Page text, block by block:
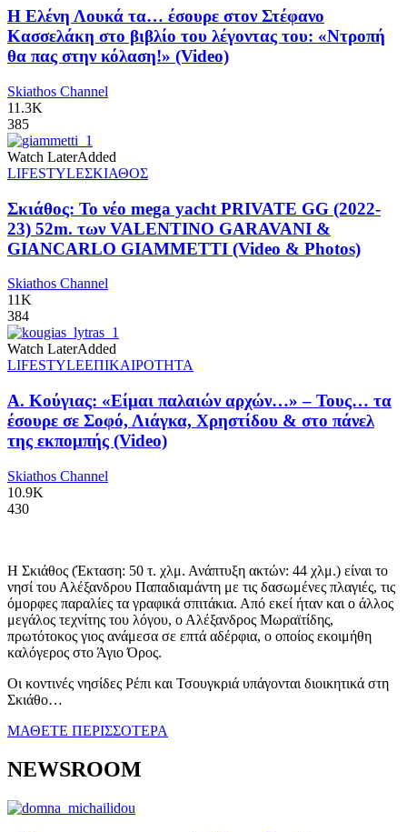
Η Ελένη Λουκά τα… έσουρε στον Στέφανο
Κασσελάκη στο βιβλίο του λέγοντας του: «Ντροπή
θα πας στην κόλαση!» (Video)
Skiathos Channel
11.3K
385
Watch LaterAdded
LIFESTYLEΣΚΙΑΘΟΣ
Σκιάθος: Το νέο mega yacht PRIVATE GG (2022-
23) 52m. των VALENTINO GARAVANI &
GIANCARLO GIAMMETTI (Video & Photos)
Skiathos Channel
11K
384
Watch LaterAdded
LIFESTYLEΕΠΙΚΑΙΡΟΤΗΤΑ
Α. Κούγιας: «Είμαι παλαιών αρχών…» – Τους… τα
έσουρε σε Σοφό, Λιάγκα, Χρηστίδου & στο πάνελ
της εκπομπής (Video)
Skiathos Channel
10.9K
430
Η Σκιάθος (Έκταση: 50 τ. χλμ. Ανάπτυξη ακτών: 44 χλμ.) είναι το
νησί του Αλέξανδρου Παπαδιαμάντη με τις δασωμένες πλαγιές, τις
όμορφες παραλίες τα γραφικά σπιτάκια. Από εκεί ήταν και ο άλλος
μεγάλος τεχνίτης του λόγου, ο Αλέξανδρος Μωραϊτίδης,
πρωτότοκος γιος ανάμεσα σε επτά αδέρφια, ο οποίος εκοιμήθη
καλόγερος στο Άγιο Όρος.
Οι κοντινές νησίδες Ρέπι και Τσουγκριά υπάγονται διοικητικά στη
Σκιάθο…
ΜΑΘΕΤΕ ΠΕΡΙΣΣΟΤΕΡΑ
NEWSROOM